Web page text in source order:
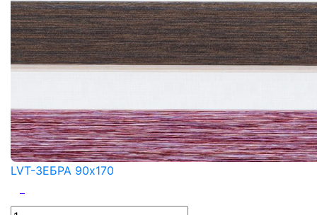
LVT-ЗЕБРА 90x170